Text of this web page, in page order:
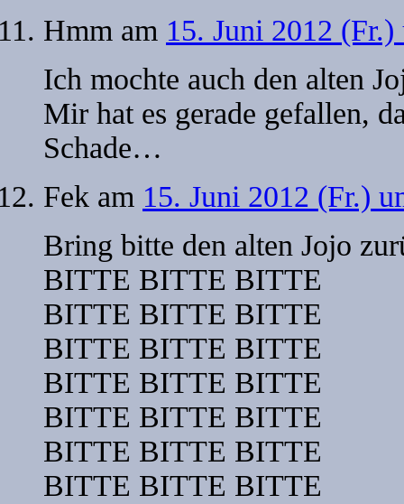
Hmm am 15. Juni 2012 (Fr.)
Ich mochte auch den alten
Mir hat es gerade gefallen,
Schade…
Fek am 15. Juni 2012 (Fr.)
Bring bitte den alten Jojo
BITTE BITTE BITTE
BITTE BITTE BITTE
BITTE BITTE BITTE
BITTE BITTE BITTE
BITTE BITTE BITTE
BITTE BITTE BITTE
BITTE BITTE BITTE